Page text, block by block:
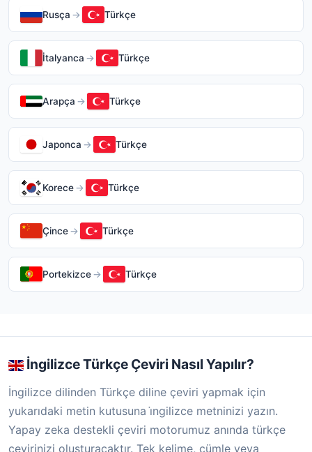
Rusça → Türkçe
İtalyanca → Türkçe
Arapça → Türkçe
Japonca → Türkçe
Korece→ Türkçe
Çince→ Türkçe
Portekizce→ Türkçe
İngilizce Türkçe Çeviri Nasıl Yapılır?
İngilizce dilinden Türkçe diline çeviri yapmak için
yukarıdaki metin kutusuna i̇ngilizce metninizi yazın.
Yapay zeka destekli çeviri motorumuz anında türkçe
çevirinizi oluşturacaktır. Tek kelime, cümle veya